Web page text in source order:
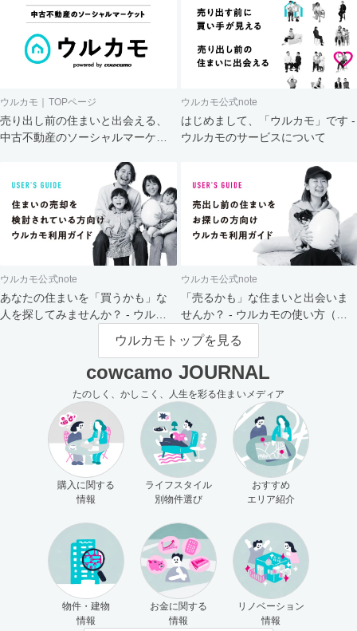
ウルカモ｜TOPページ
売り出し前の住まいと出会える、
中古不動産のソーシャルマーケッ
ウルカモ公式note
はじめまして、「ウルカモ」です -
ウルカモのサービスについて
ウルカモ公式note
あなたの住まいを「買うかも」な
人を探してみませんか？ - ウルカ
ウルカモ公式note
「売るかも」な住まいと出会いま
せんか？ - ウルカモの使い方（買
主さま向け）
ウルカモトップを見る
cowcamo JOURNAL
たのしく、かしこく、人生を彩る住まいメディア
購入に関する
情報
ライフスタイル
別物件選び
おすすめ
エリア紹介
物件・建物
情報
お金に関する
情報
リノベーション
情報